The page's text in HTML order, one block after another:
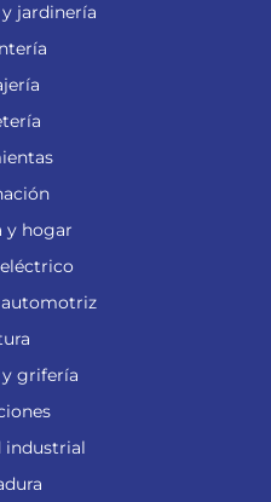
jardinería
y hogar
automotriz
grifería
industrial